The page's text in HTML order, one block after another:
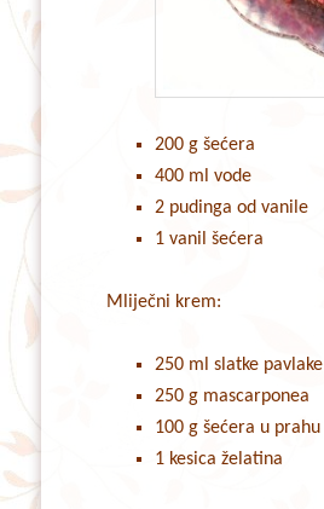
200 g šećera
400 ml vode
2 pudinga od vanile
1 vanil šećera
Mliječni krem:
250 ml slatke pavlake
250 g mascarponea
100 g šećera u prahu
1 kesica želatina